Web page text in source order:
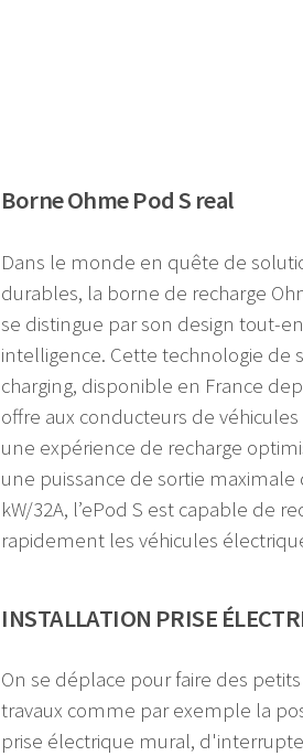
Borne Ohme Pod S real
Dans le monde en quête de
durables, la borne de recharge
se distingue par son design tout-
intelligence. Cette technologie de
charging, disponible en France
offre aux conducteurs de
une expérience de recharge
une puissance de sortie maximale
kW/32A, l’ePod S est capable de
rapidement les véhicules
INSTALLATION PRISE
On se déplace pour faire des
travaux comme par exemple la
prise électrique mural,